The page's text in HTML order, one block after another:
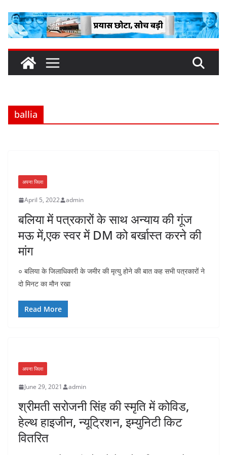
content
ballia
अपना जिला
April 5, 2022 admin
बलिया में पत्रकारों के साथ अन्याय की गूंज
मऊ में,एक स्वर में DM को बर्खास्त करने की
मांग
० बलिया के जिलाधिकारी के जमीर की मृत्यु होने की बात कह सभी पत्रकारों ने
दो मिनट का मौन रखा
Read More
अपना जिला
June 29, 2021 admin
श्रीमती सरोजनी सिंह की स्मृति में कोविड,
हेल्थ हाइजीन, न्यूट्रिशन, इम्युनिटी किट
वितरित